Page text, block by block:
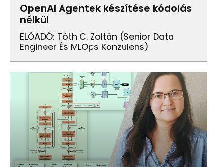
OpenAI Agentek készítése kódolás
nélkül
ELŐADÓ: Tóth C. Zoltán (senior Data
Engineer És MLOps Konzulens)